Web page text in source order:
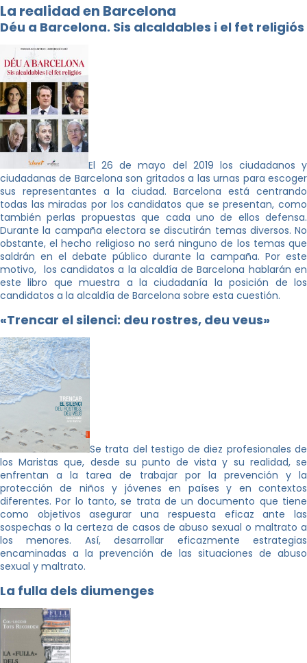
La realidad en Barcelona
Déu a Barcelona. Sis alcaldables i el fet religiós
El 26 de mayo del 2019 los ciudadanos y
ciudadanas de Barcelona son gritados a las urnas para escoger
sus representantes a la ciudad. Barcelona está centrando
todas las miradas por los candidatos que se presentan, como
también perlas propuestas que cada uno de ellos defensa.
Durante la campaña electora se discutirán temas diversos. No
obstante, el hecho religioso no será ninguno de los temas que
saldrán en el debate público durante la campaña. Por este
motivo, los candidatos a la alcaldía de Barcelona hablarán en
este libro que muestra a la ciudadanía la posición de los
candidatos a la alcaldía de Barcelona sobre esta cuestión.
«Trencar el silenci: deu rostres, deu veus»
Se trata del testigo de diez profesionales de
los Maristas que, desde su punto de vista y su realidad, se
enfrentan a la tarea de trabajar por la prevención y la
protección de niños y jóvenes en países y en contextos
diferentes. Por lo tanto, se trata de un documento que tiene
como objetivos asegurar una respuesta eficaz ante las
sospechas o la certeza de casos de abuso sexual o maltrato a
los menores. Así, desarrollar eficazmente estrategias
encaminadas a la prevención de las situaciones de abuso
sexual y maltrato.
La fulla dels diumenges